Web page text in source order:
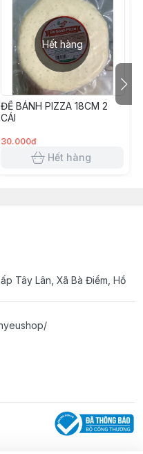
Hết hàng
ĐẾ BÁNH PIZZA 18CM 2
CÁI
30.000đ
Hết hàng
Tây Lân, Xã Bà Điểm, Hồ